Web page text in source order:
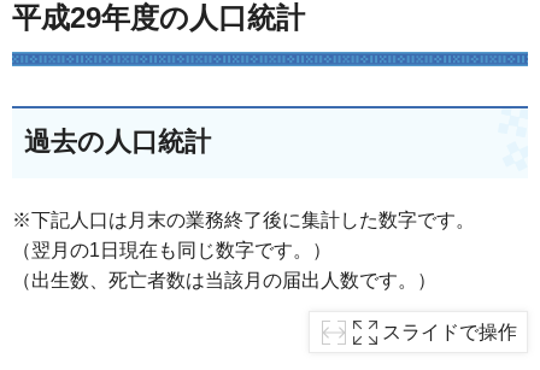
平成29年度の人口統計
過去の人口統計
※下記人口は月末の業務終了後に集計した数字です。
（翌月の1日現在も同じ数字です。）
（出生数、死亡者数は当該月の届出人数です。）
スライドで操作